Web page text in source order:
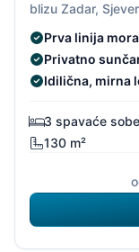
blizu Zadar,
Prva linija mora
Privatno
Idilična, mirna
3 spavaće sobe
130 m²